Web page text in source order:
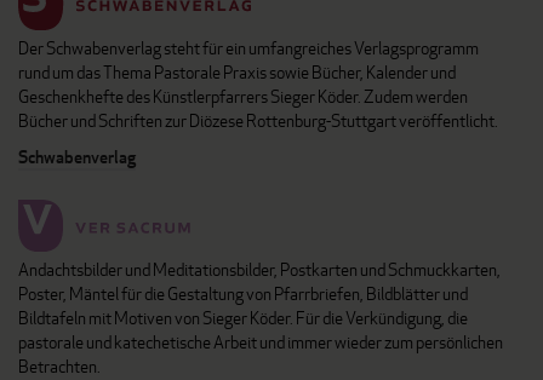
Der Schwabenverlag steht für ein umfangreiches Verlagsprogramm
rund um das Thema Pastorale Praxis sowie Bücher, Kalender und
Geschenkhefte des Künstlerpfarrers Sieger Köder. Zudem werden
Bücher und Schriften zur Diözese Rottenburg-Stuttgart veröffentlicht.
Schwabenverlag
Andachtsbilder und Meditationsbilder, Postkarten und Schmuckkarten,
Poster, Mäntel für die Gestaltung von Pfarrbriefen, Bildblätter und
Bildtafeln mit Motiven von Sieger Köder. Für die Verkündigung, die
pastorale und katechetische Arbeit und immer wieder zum persönlichen
Betrachten.